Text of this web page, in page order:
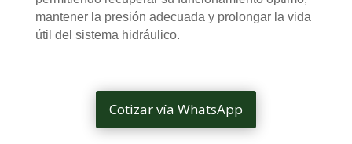
mantener la presión adecuada y prolongar la vida
útil del sistema hidráulico.
Cotizar vía WhatsApp